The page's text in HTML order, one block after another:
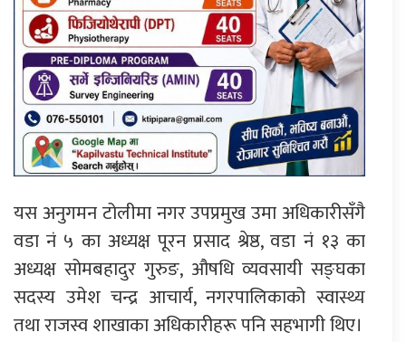
यस अनुगमन टोलीमा नगर उपप्रमुख उमा अधिकारीसँगै
वडा नं ५ का अध्यक्ष पूरन प्रसाद श्रेष्ठ, वडा नं १३ का
अध्यक्ष सोमबहादुर गुरुङ, औषधि व्यवसायी सङ्घका
सदस्य उमेश चन्द्र आचार्य, नगरपालिकाको स्वास्थ्य
तथा राजस्व शाखाका अधिकारीहरू पनि सहभागी थिए।